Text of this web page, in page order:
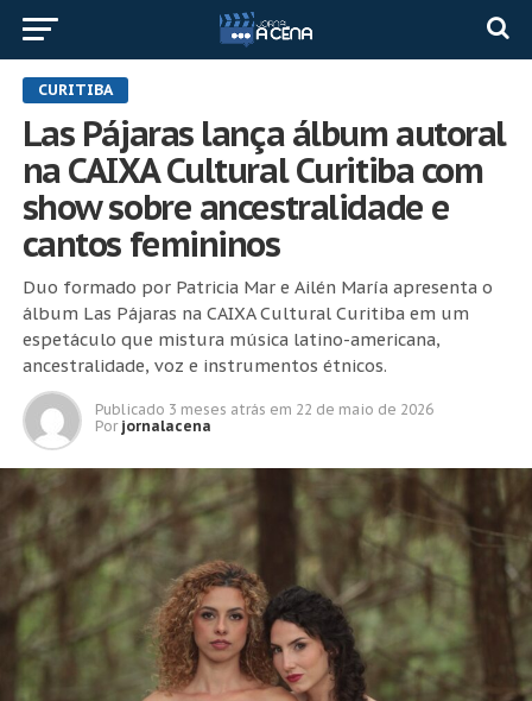
CURITIBA
Las Pájaras lança álbum autoral
na CAIXA Cultural Curitiba com
show sobre ancestralidade e
cantos femininos
Duo formado por Patricia Mar e Ailén María apresenta o
álbum Las Pájaras na CAIXA Cultural Curitiba em um
espetáculo que mistura música latino-americana,
ancestralidade, voz e instrumentos étnicos.
Publicado 3 meses atrás em 22 de maio de 2026
Por jornalacena